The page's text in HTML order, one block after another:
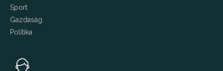
Sport
Gazdaság
Politika